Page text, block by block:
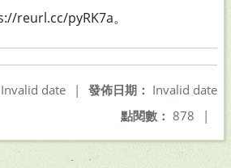
reurl.cc/pyRK7a。
發佈日期： Invalid date
Invalid date
|
點閱數： 878 |